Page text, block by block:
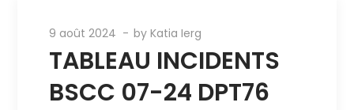
9 août 2024 byKatia Ierg
TABLEAU INCIDENTS
BSCC 07-24 DPT76